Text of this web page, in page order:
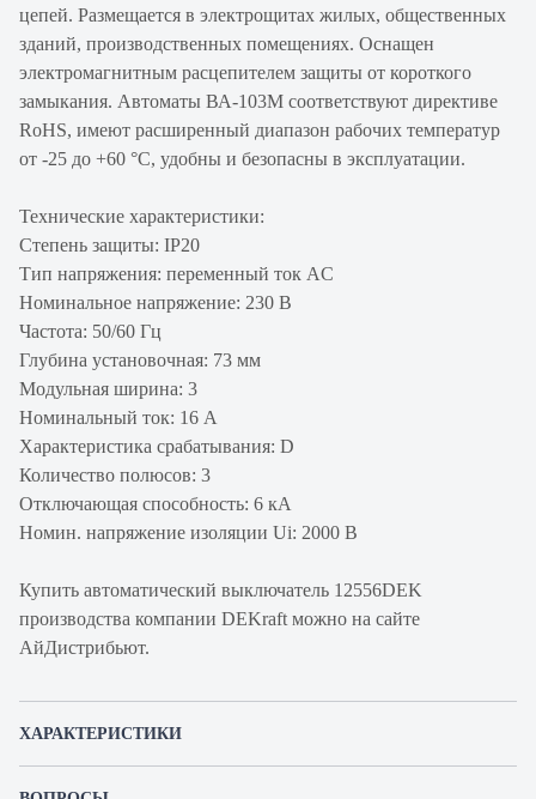
цепей. Размещается в электрощитах жилых, общественных
зданий, производственных помещениях. Оснащен
электромагнитным расцепителем защиты от короткого
замыкания. Автоматы ВА-103М соответствуют директиве
RoHS, имеют расширенный диапазон рабочих температур
от -25 до +60 °C, удобны и безопасны в эксплуатации.
Технические характеристики:
Степень защиты: IP20
Тип напряжения: переменный ток AC
Номинальное напряжение: 230 В
Частота: 50/60 Гц
Глубина установочная: 73 мм
Модульная ширина: 3
Номинальный ток: 16 А
Характеристика срабатывания: D
Количество полюсов: 3
Отключающая способность: 6 кА
Номин. напряжение изоляции Ui: 2000 В
Купить автоматический выключатель 12556DEK
производства компании DEKraft можно на сайте
АйДистрибьют.
ХАРАКТЕРИСТИКИ